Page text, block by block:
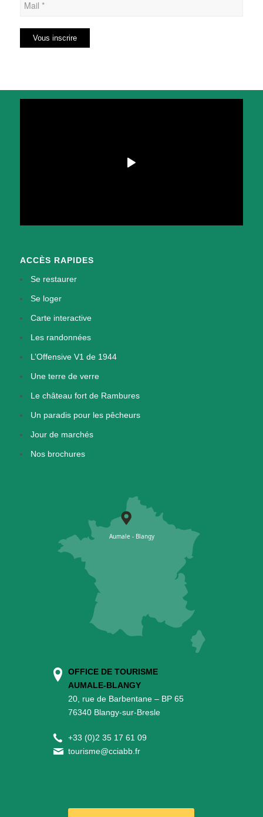
ACCÈS RAPIDES
Se restaurer
Se loger
Carte interactive
Les randonnées
L’Offensive V1 de 1944
Une terre de verre
Le château fort de Rambures
Un paradis pour les pêcheurs
Jour de marchés
Nos brochures
OFFICE DE TOURISME
AUMALE-BLANGY
20, rue de Barbentane – BP 65
76340 Blangy-sur-Bresle
+33 (0)2 35 17 61 09
tourisme@cciabb.fr